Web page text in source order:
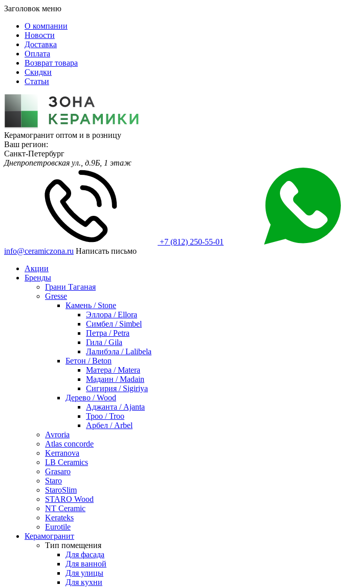
Заголовок меню
О компании
Новости
Доставка
Оплата
Возврат товара
Скидки
Статьи
Керамогранит оптом и в розницу
Ваш регион:
Санкт-Петербург
Днепропетровская ул., д.9Б, 1 этаж
+7 (812) 250-55-01
info@ceramiczona.ru Написать письмо
Акции
Бренды
Грани Таганая
Gresse
Камень / Stone
Эллора / Ellora
Симбел / Simbel
Петра / Petra
Гила / Gila
Лалибэла / Lalibela
Бетон / Beton
Матера / Matera
Мадаин / Madain
Сигирия / Sigiriya
Дерево / Wood
Аджанта / Ajanta
Троо / Troo
Арбел / Arbel
Avroria
Atlas concorde
Kerranova
LB Ceramics
Grasaro
Staro
StaroSlim
STARO Wood
NT Ceramic
Kerateks
Eurotile
Керамогранит
Тип помещения
Для фасада
Для ванной
Для улицы
Для кухни